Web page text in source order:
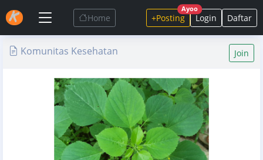
Home +Posting
Ayoo
Login Daftar
Komunitas Kesehatan Join